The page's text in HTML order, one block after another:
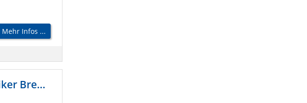
Mehr Infos ...
Akupunktur, Shiatsu, Traditionelle Chinesische Medizin & Heilpraktiker Bremen - TCM Nord